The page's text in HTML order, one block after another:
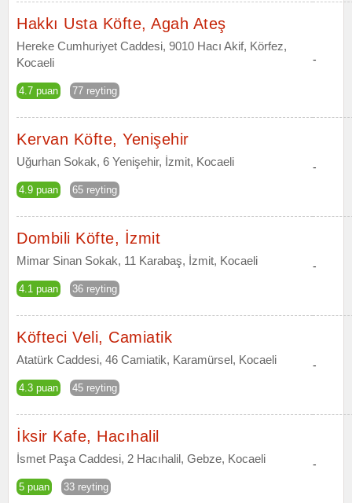
Hakkı Usta Köfte, Agah Ateş
Hereke Cumhuriyet Caddesi, 9010 Hacı Akif, Körfez,
Kocaeli
4.7 puan 77 reyting
-
Kervan Köfte, Yenişehir
Uğurhan Sokak, 6 Yenişehir, İzmit, Kocaeli
4.9 puan 65 reyting
-
Dombili Köfte, İzmit
Mimar Sinan Sokak, 11 Karabaş, İzmit, Kocaeli
4.1 puan 36 reyting
-
Köfteci Veli, Camiatik
Atatürk Caddesi, 46 Camiatik, Karamürsel, Kocaeli
4.3 puan 45 reyting
-
İksir Kafe, Hacıhalil
İsmet Paşa Caddesi, 2 Hacıhalil, Gebze, Kocaeli
5 puan 33 reyting
-